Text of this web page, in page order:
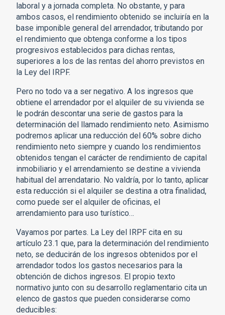
laboral y a jornada completa. No obstante, y para
ambos casos, el rendimiento obtenido se incluiría en la
base imponible general del arrendador, tributando por
el rendimiento que obtenga conforme a los tipos
progresivos establecidos para dichas rentas,
superiores a los de las rentas del ahorro previstos en
la Ley del IRPF.
Pero no todo va a ser negativo. A los ingresos que
obtiene el arrendador por el alquiler de su vivienda se
le podrán descontar una serie de gastos para la
determinación del llamado rendimiento neto. Asimismo
podremos aplicar una reducción del 60% sobre dicho
rendimiento neto siempre y cuando los rendimientos
obtenidos tengan el carácter de rendimiento de capital
inmobiliario y el arrendamiento se destine a vivienda
habitual del arrendatario. No valdría, por lo tanto, aplicar
esta reducción si el alquiler se destina a otra finalidad,
como puede ser el alquiler de oficinas, el
arrendamiento para uso turístico…
Vayamos por partes. La Ley del IRPF cita en su
artículo 23.1 que, para la determinación del rendimiento
neto, se deducirán de los ingresos obtenidos por el
arrendador todos los gastos necesarios para la
obtención de dichos ingresos. El propio texto
normativo junto con su desarrollo reglamentario cita un
elenco de gastos que pueden considerarse como
deducibles: